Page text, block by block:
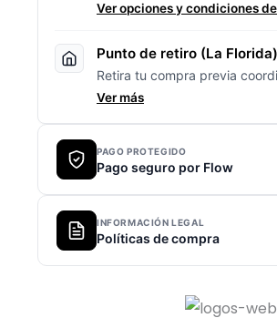
Ver opciones y condiciones
Punto de retiro (La Florida)
Retira tu compra previa
Ver más
PAGO PROTEGIDO
Pago seguro por Flow
INFORMACIÓN LEGAL
Políticas de compra